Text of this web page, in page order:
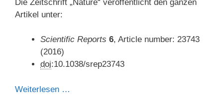
Die Zeitschrift „Nature“ veröffentlicht den ganzen
Artikel unter:
Scientific Reports 6, Article number: 23743
(2016)
doi:10.1038/srep23743
Weiterlesen …